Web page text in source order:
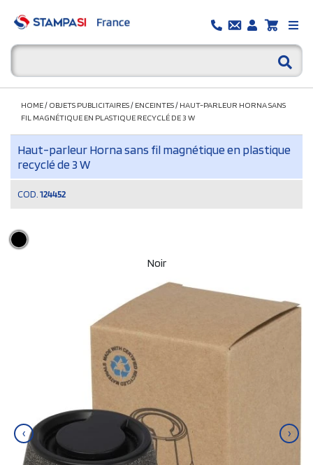
HOME/ OBJETS PUBLICITAIRES/ ENCEINTES/ HAUT-PARLEUR HORNA SANS
FIL MAGNÉTIQUE EN PLASTIQUE RECYCLÉ DE 3 W
Haut-parleur Horna sans fil magnétique en plastique
recyclé de 3 W
COD. 124452
Noir
‹ ›